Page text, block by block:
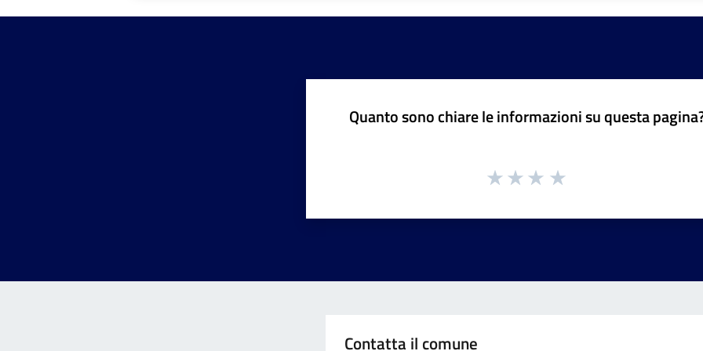
Quanto sono chiare le informazioni su questa
Contatta il comune